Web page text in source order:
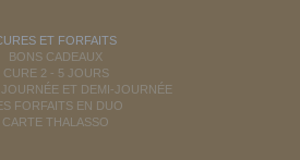
ET FORFAITS
BONS CADEAUX
CURE 2 - 5 JOURS
ET DEMI-JOURNÉE
FORFAITS EN DUO
CARTE THALASSO